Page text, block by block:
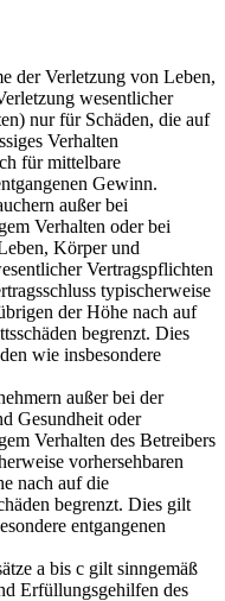
der Verletzung von Leben,
wesentlicher
nur für Schäden, die auf
Verhalten
für mittelbare
Gewinn.
außer bei
Verhalten oder bei
Körper und
Vertragspflichten
typischerweise
der Höhe nach auf
begrenzt. Dies
wie insbesondere
außer bei der
Gesundheit oder
Verhalten des Betreibers
vorhersehbaren
nach auf die
begrenzt. Dies gilt
entgangenen
a bis c gilt sinngemäß
Erfüllungsgehilfen des